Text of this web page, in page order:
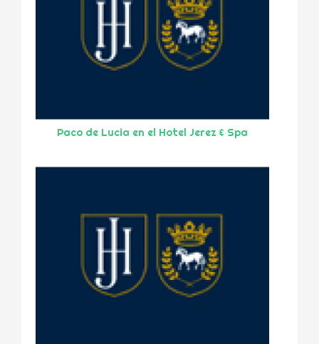
Paco de Lucia en el Hotel Jerez & Spa